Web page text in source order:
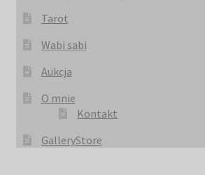
Tarot
Wabi sabi
Aukcja
O mnie
Kontakt
GalleryStore